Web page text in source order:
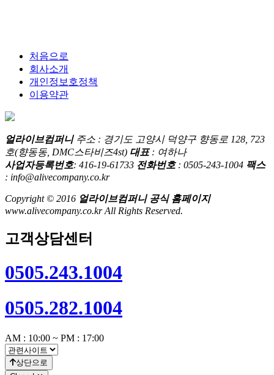
처음으로
회사소개
개인정보호정책
이용약관
얼라이브컴퍼니주소 : 경기도 고양시 덕양구 향동로 128, 723
호(향동동, DMC스타비즈4st) 대표 : 여하나
사업자등록번호: 416-19-61733 전화번호: 0505-243-1004 팩스
: info@alivecompany.co.kr
Copyright © 2016 얼라이브컴퍼니 공식 홈페이지
www.alivecompany.co.kr All Rights Reserved.
고객상담센터
0505.243.1004
0505.282.1004
AM : 10:00 ~ PM : 17:00
상단으로